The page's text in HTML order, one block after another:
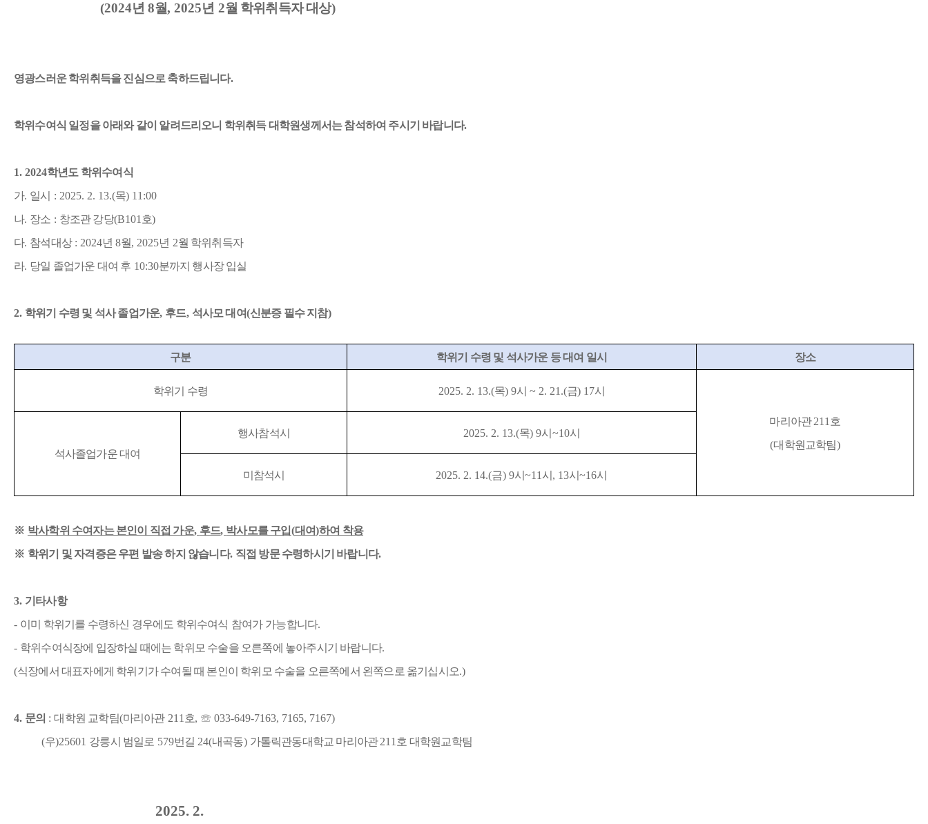
(2024년 8월, 2025년 2월 학위취득자 대상)
영광스러운 학위취득을 진심으로 축하드립니다.
학위수여식 일정을 아래와 같이 알려드리오니 학위취득 대학원생께서는 참석하여 주시기 바랍니다.
1. 2024학년도 학위수여식
가. 일시 : 2025. 2. 13.(목) 11:00
나. 장소 : 창조관 강당(B101 호)
다. 참석대상: 2024년 8월, 2025년 2월 학위취득자
라. 당일 졸업가운 대여 후 10:30분까지 행사장 입실
2. 학위기 수령 및 석사 졸업가운, 후드, 석사모 대여(신분증 필수 지참)
구분 학위기 수령 및 석사가운 등 대여 일시 장소
학위기 수령 2025. 2. 13.(목) 9시 ~ 2. 21.(금) 17시
마리아관211 호
(대학원교학팀)
석사졸업가운 대여
행사참석시 2025. 2. 13.(목) 9시 ~10시
미참석시 2025. 2. 14.(금) 9시 ~11시 , 13시~16시
※ 박사학위 수여자는 본인이 직접 가운, 후드, 박사모를 구입(대여)하여 착용
※ 학위기 및 자격증은 우편 발송 하지 않습니다. 직접 방문 수령하시기 바랍니다.
3. 기타사항
- 이미 학위기를 수령하신 경우에도 학위수여식 참여가 가능합니다.
- 학위수여식장에 입장하실 때에는 학위모 수술을 오른쪽에 놓아주시기 바랍니다.
(식장에서 대표자에게 학위기가 수여될 때 본인이 학위모 수술을 오른쪽에서 왼쪽으로 옮기십시오.)
4. 문의 :대학원 교학팀(마리아관211 호, ☏ 033-649-7163, 7165, 7167)
(우)25601 강릉시 범일로 579번길 24(내곡동) 가톨릭관동대학교 마리아관211 호 대학원교학팀
2025. 2.